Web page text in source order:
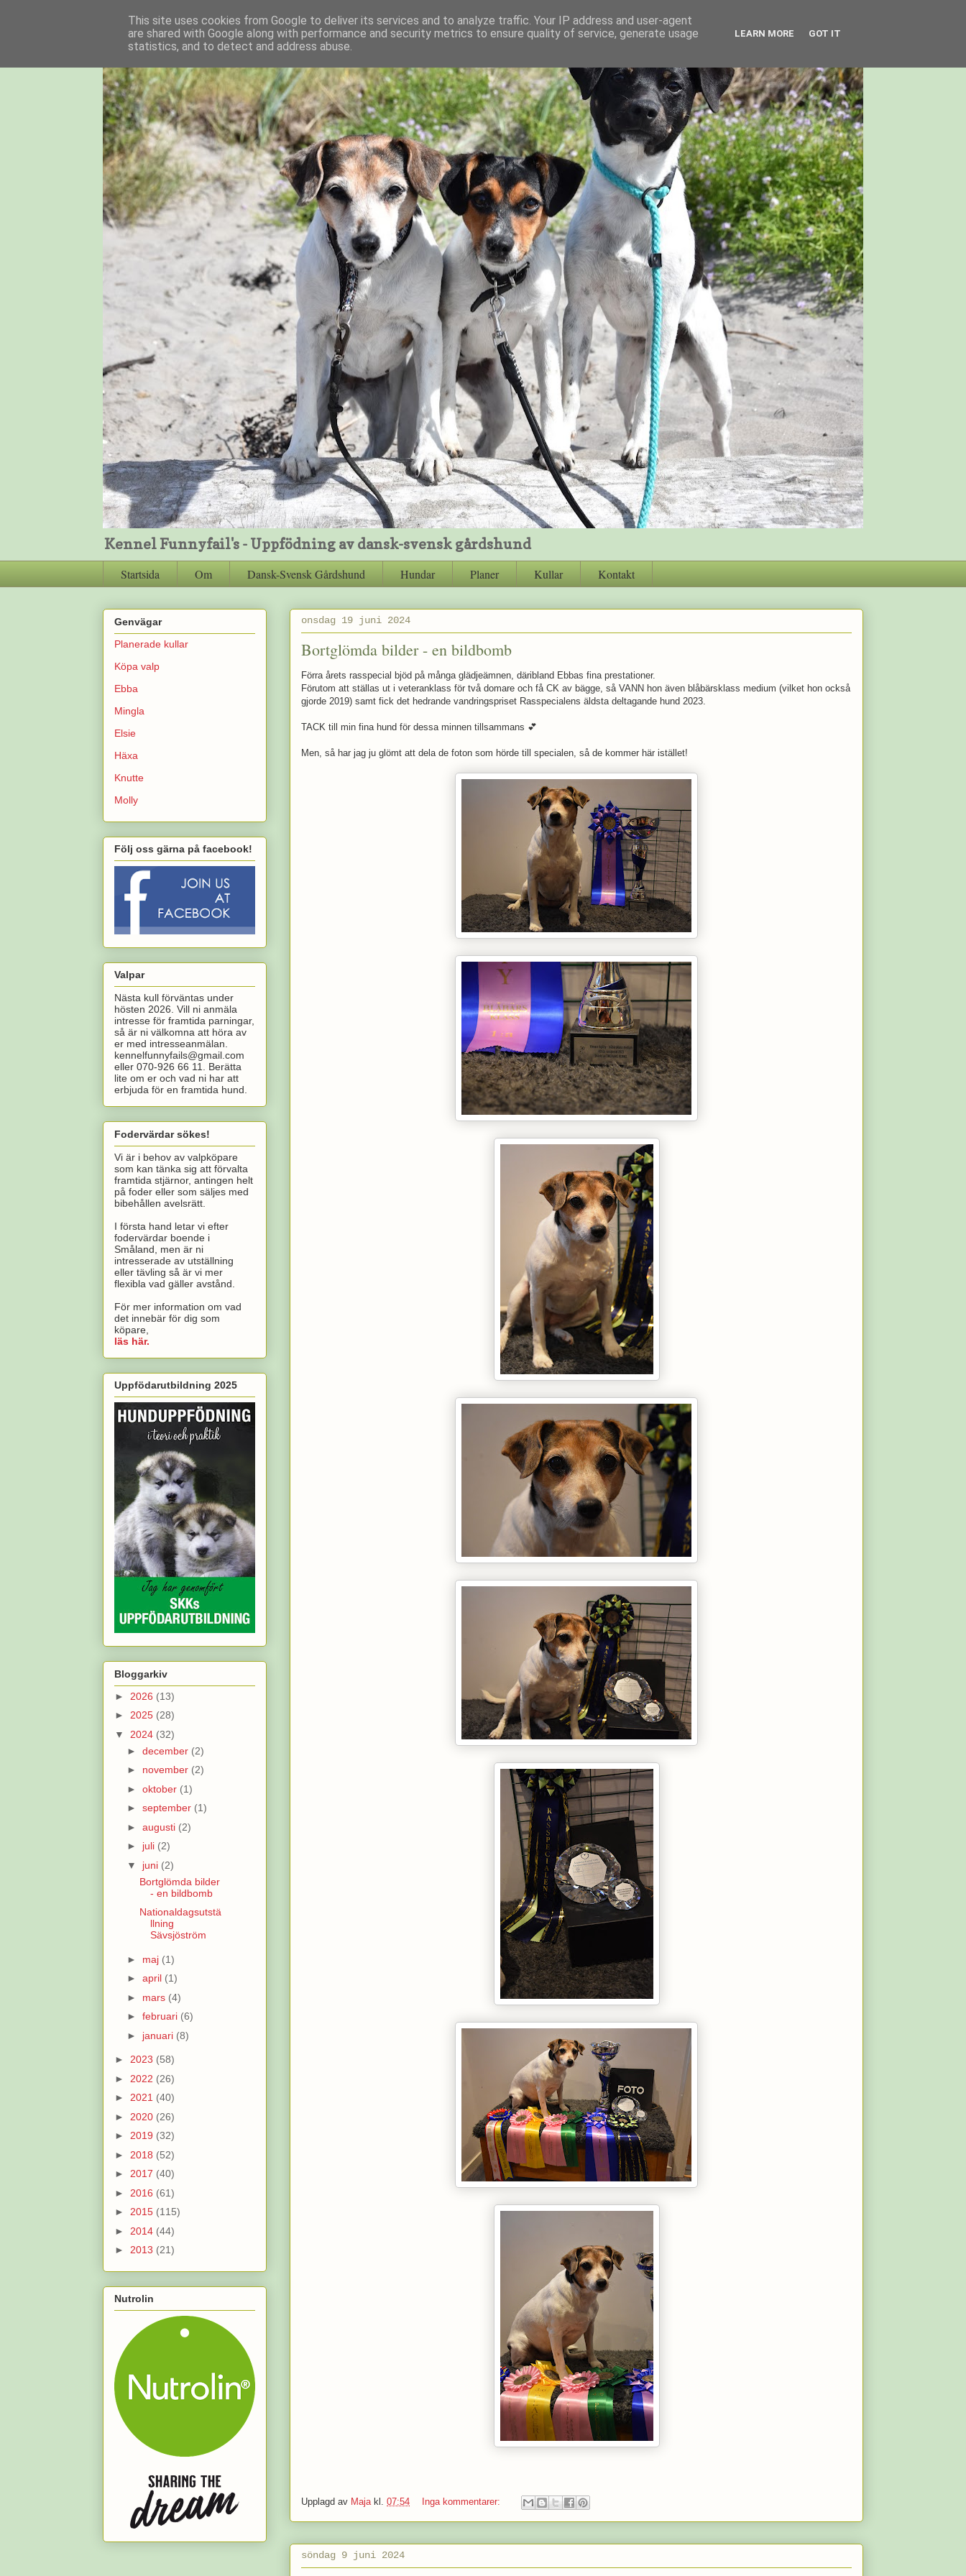
Kennel Funnyfail's - Uppfödning av dansk-svensk gårdshund
Startsida Om Dansk-Svensk Gårdshund Hundar Planer Kullar Kontakt
onsdag 19 juni 2024
Bortglömda bilder - en bildbomb
Förra årets rasspecial bjöd på många glädjeämnen, däribland Ebbas fina prestationer.
Förutom att ställas ut i veteranklass för två domare och få CK av bägge, så VANN hon även blåbärsklass medium (vilket hon också
gjorde 2019) samt fick det hedrande vandringspriset Rasspecialens äldsta deltagande hund 2023.
TACK till min fina hund för dessa minnen tillsammans 💕
Men, så har jag ju glömt att dela de foton som hörde till specialen, så de kommer här istället!
Upplagd av Maja kl. 07:54 Inga kommentarer:
söndag 9 juni 2024
Genvägar
Planerade kullar
Köpa valp
Ebba
Mingla
Elsie
Häxa
Knutte
Molly
Följ oss gärna på facebook!
Valpar
Nästa kull förväntas under
hösten 2026. Vill ni anmäla
intresse för framtida parningar,
så är ni välkomna att höra av
er med intresseanmälan.
kennelfunnyfails@gmail.com
eller 070-926 66 11. Berätta
lite om er och vad ni har att
erbjuda för en framtida hund.
Fodervärdar sökes!
Vi är i behov av valpköpare
som kan tänka sig att förvalta
framtida stjärnor, antingen helt
på foder eller som säljes med
bibehållen avelsrätt.
I första hand letar vi efter
fodervärdar boende i
Småland, men är ni
intresserade av utställning
eller tävling så är vi mer
flexibla vad gäller avstånd.
För mer information om vad
det innebär för dig som
köpare,
läs här.
Uppfödarutbildning 2025
Bloggarkiv
► 2026 (13)
► 2025 (28)
▼ 2024 (32)
► december (2)
► november (2)
► oktober (1)
► september (1)
► augusti (2)
► juli (2)
▼ juni (2)
Bortglömda bilder
- en bildbomb
Nationaldagsutstä
llning
Sävsjöström
► maj (1)
► april (1)
► mars (4)
► februari (6)
► januari (8)
► 2023 (58)
► 2022 (26)
► 2021 (40)
► 2020 (26)
► 2019 (32)
► 2018 (52)
► 2017 (40)
► 2016 (61)
► 2015 (115)
► 2014 (44)
► 2013 (21)
Nutrolin
This site uses cookies from Google to deliver its services and to analyze traffic. Your IP address and user-agent
are shared with Google along with performance and security metrics to ensure quality of service, generate usage
statistics, and to detect and address abuse.
LEARN MORE GOT IT